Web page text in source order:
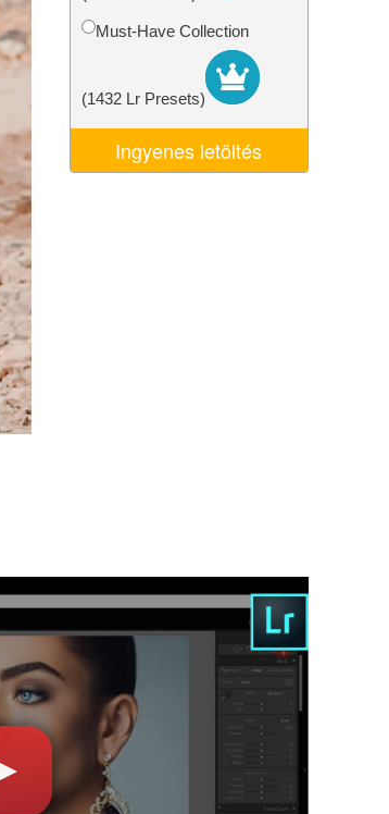
Video Editing ServicesMust-Have Collection
(1432 Lr Presets)
Ingyenes letöltés